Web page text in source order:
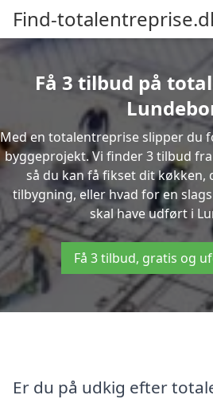
Find-
Få 3 tilbud på
Med en totalentreprise slipper du
byggeprojekt. Vi finder 3 tilbud
så du kan få fikset dit køkken,
tilbygning, eller hvad for en
skal have udført i
Få 3 tilbud, gratis og
Er du på udkig efter